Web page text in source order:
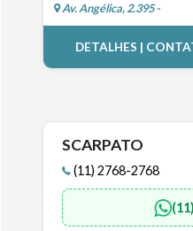
Av. Angélica, 2.395 -
DETALHES |
SCARPATO
(11) 2768-2768